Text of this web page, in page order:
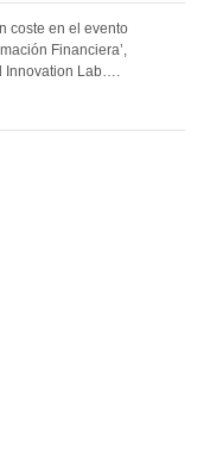
coste en el evento
Financiera’,
Lab….